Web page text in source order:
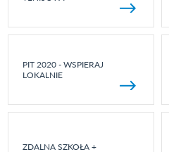
PIT 2020 - WSPIERAJ
LOKALNIE
ZDALNA SZKOŁA +